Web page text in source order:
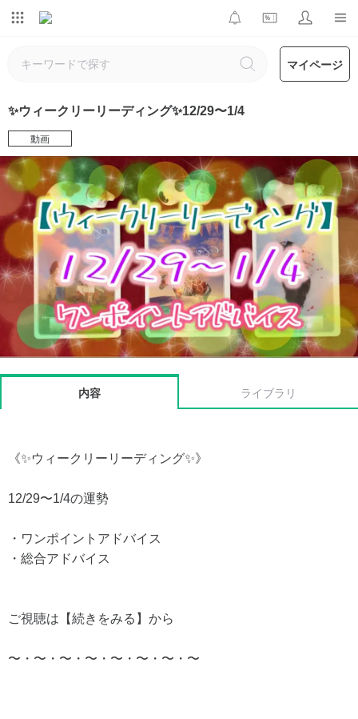
マイページ
✨ウィークリーリーディング✨12/29〜1/4
動画
内容 ライブラリ
《✨ウィークリーリーディング✨》
12/29〜1/4の運勢
・ワンポイントアドバイス
・総合アドバイス
ご視聴は【続きをみる】から
〜・〜・〜・〜・〜・〜・〜・〜